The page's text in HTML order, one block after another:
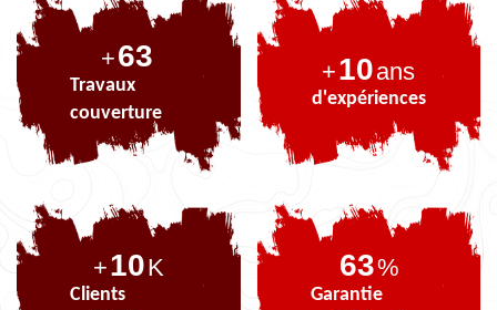
+77
Travaux
couverture
+10ans
d'expériences
+10K
Clients
77%
Garantie